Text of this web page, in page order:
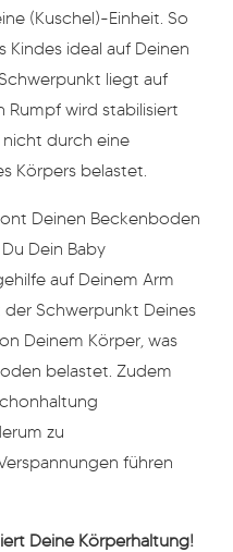
(Kuschel)-Einheit. So
Kindes ideal auf Deinen
liegt auf
Rumpf wird stabilisiert
durch eine
Körpers belastet.
Deinen Beckenboden
Dein Baby
auf Deinem Arm
Schwerpunkt Deines
Deinem Körper, was
belastet. Zudem
zu
führen
Deine Körperhaltung!